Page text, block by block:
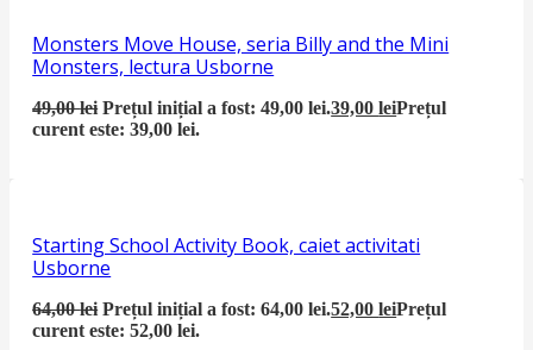
Monsters Move House, seria Billy and the Mini
Monsters, lectura Usborne
49,00lei Prețul inițial a fost: 49,00 lei.39,00leiPrețul
curent este: 39,00 lei.
Starting School Activity Book, caiet activitati
Usborne
64,00lei Prețul inițial a fost: 64,00 lei.52,00leiPrețul
curent este: 52,00 lei.